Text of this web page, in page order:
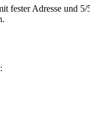
fester Adresse und